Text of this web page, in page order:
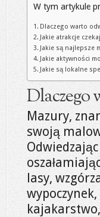
W tym artykule
Dlaczego warto
Jakie atrakcje
Jakie są najlepsze
Jakie aktywności
Jakie są lokalne
Dlaczego
Mazury,
swoją
lasy,